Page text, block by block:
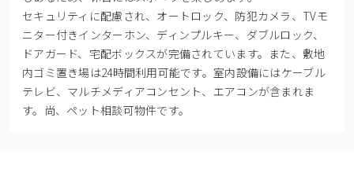
セキュリティに配慮され、オートロック、防犯カメラ、TVモ
ニター付きインターホン、ディンプルキー、ダブルロック、
ドアガード、宅配ボックスが完備されています。また、敷地
内ゴミ置き場は24時間利用可能です。室内設備にはケーブル
テレビ、マルチメディアコンセント、エアコンが含まれま
す。尚、ペット相談可物件です。